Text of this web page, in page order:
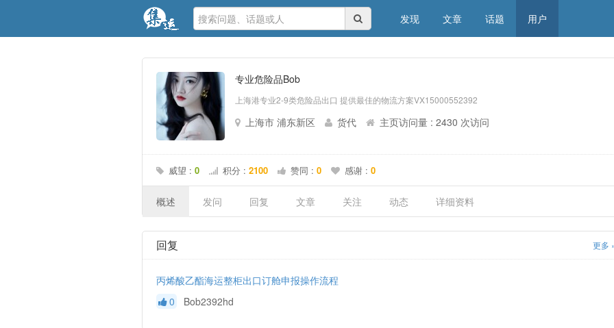
发现 文章 话题 用户
专业危险品Bob
上海港专业2-9类危险品出口 提供最佳的物流方案VX15000552392
上海市 浦东新区 货代 主页访问量 : 2430 次访问
威望 : 0 积分 : 2100 赞同 : 0 感谢 : 0
概述 发问 回复 文章 关注 动态 详细资料
更多
回复
丙烯酸乙酯海运整柜出口订舱申报操作流程
0
Bob2392hd